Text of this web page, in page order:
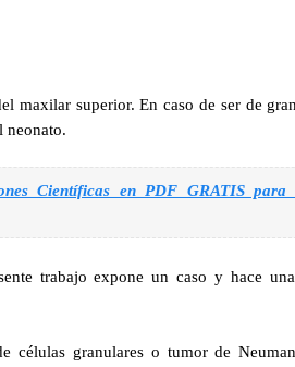
maxilar superior. En caso de ser de
neonato.
Científicas en PDF GRATIS para
trabajo expone un caso y hace
células granulares o tumor de